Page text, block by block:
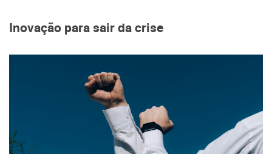
Inovação para sair da crise